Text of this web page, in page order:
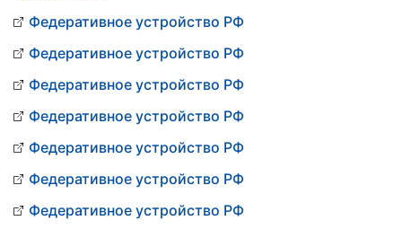
Федеративное устройство РФ
Федеративное устройство РФ
Федеративное устройство РФ
Федеративное устройство РФ
Федеративное устройство РФ
Федеративное устройство РФ
Федеративное устройство РФ